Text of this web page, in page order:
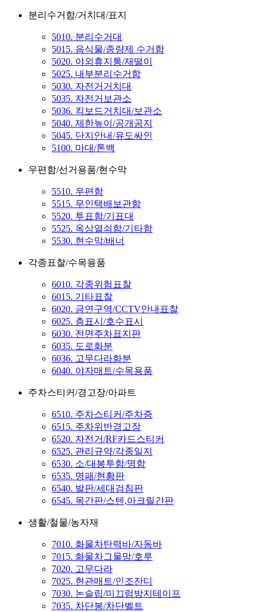
분리수거함/거치대/표지
5010. 분리수거대
5015. 음식물/종량제 수거함
5020. 야외휴지통/재떨이
5025. 내부분리수거함
5030. 자전거거치대
5035. 자전거보관소
5036. 킥보드거치대/보관소
5040. 제한높이/공개공지
5045. 단지안내/유도싸인
5100. 마대/톤백
우편함/선거용품/현수막
5510. 우편함
5515. 무인택배보관함
5520. 투표함/기표대
5525. 옥상열쇠함/기타함
5530. 현수막/배너
각종표찰/수목용품
6010. 각종위험표찰
6015. 기타표찰
6020. 금연구역/CCTV안내표찰
6025. 층표시/호수표시
6030. 전면주차표지판
6035. 도로화분
6036. 고무다라화분
6040. 야자매트/수목용품
주차스티커/경고장/아파트
6510. 주차스티커/주차증
6515. 주차위반경고장
6520. 자전거/RF카드스티커
6525. 관리규약/각종일지
6530. 소/대봉투함/명함
6535. 명패/현황판
6540. 발판/세대검침판
6545. 목간판/스텐,아크릴간판
생활/철물/농자재
7010. 화물차탄력바/자동바
7015. 화물차그물망/호루
7020. 고무다라
7025. 현관매트/인조잔디
7030. 논슬립/미끄럼방지테이프
7035. 차단봉/차단벨트